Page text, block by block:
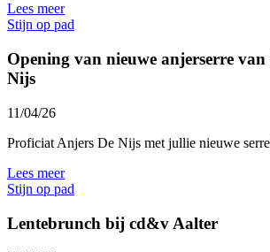
Lees meer
Stijn op pad
Opening van nieuwe anjerserre van
Nijs
11/04/26
Proficiat Anjers De Nijs met jullie nieuwe
Lees meer
Stijn op pad
Lentebrunch bij cd&v Aalter